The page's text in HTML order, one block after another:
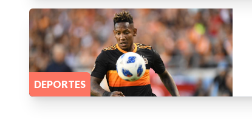
DEPORTES